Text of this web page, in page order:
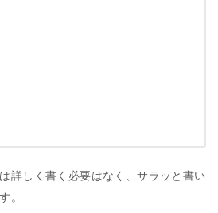
詳しく書く必要はなく、サラッと書い
。